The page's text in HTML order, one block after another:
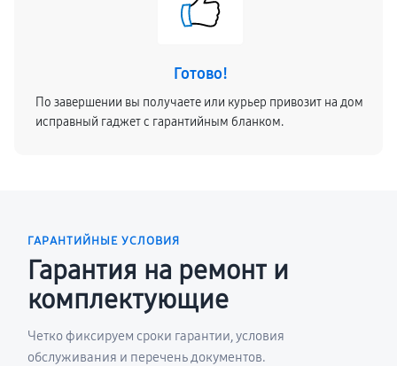
Готово!
По завершении вы получаете или курьер привозит на дом
исправный гаджет с гарантийным бланком.
ГАРАНТИЙНЫЕ УСЛОВИЯ
Гарантия на ремонт и
комплектующие
Четко фиксируем сроки гарантии, условия
обслуживания и перечень документов.